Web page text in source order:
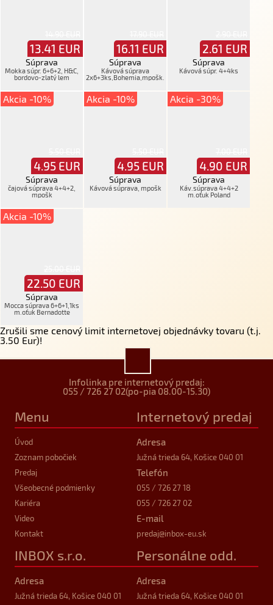
13.41 EUR
Súprava
Mokka súpr. 6+6+2, H&C,
bordovo-zlatý lem
16.11 EUR
Súprava
Kávová súprava
2x6+3ks,Bohemia,mpošk.
2.61 EUR
Súprava
Kávová súpr. 4+4ks
Akcia -10%
4.95 EUR
Súprava
čajová súprava 4+4+2,
mpošk
Akcia -10%
4.95 EUR
Súprava
Kávová súprava, mpošk
Akcia -30%
4.90 EUR
Súprava
Káv.súprava 4+4+2
m.oťuk Poland
Akcia -10%
22.50 EUR
Súprava
Mocca súprava 6+6+1,1ks
m.oťuk Bernadotte
Zrušili sme cenový limit internetovej objednávky tovaru (t.j.
3.50 Eur)!
Infolinka pre internetový predaj:
055 / 726 27 02(po-pia 08.00-15.30)
Menu
Úvod
Zoznam pobočiek
Predaj
Všeobecné podmienky
Kariéra
Video
Kontakt
Internetový predaj
Adresa
Južná trieda 64, Košice 040 01
Telefón
055 / 726 27 18
055 / 726 27 02
E-mail
predaj@inbox-eu.sk
INBOX s.r.o.
Adresa
Južná trieda 64, Košice 040 01
Personálne odd.
Adresa
Južná trieda 64, Košice 040 01